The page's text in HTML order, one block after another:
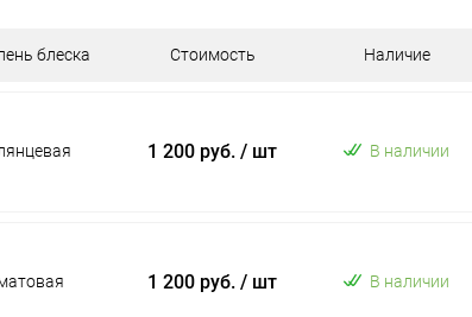
блеска Стоимость Наличие
1 200 руб. / шт В наличии
1 200 руб. / шт В наличии